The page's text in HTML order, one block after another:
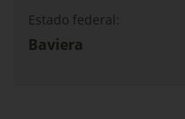
Estado federal:
Baviera